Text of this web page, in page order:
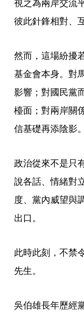
視之為兩岸交流
彼此針鋒相對、
然而，這場紛擾
基金會本身。對
影響；對國民黨
檯面；對兩岸關
信基礎再添陰影
政治從來不是只
說各話、情緒對
度、黨內威望與
出口。
此時此刻，不禁
先生。
吳伯雄長年歷經